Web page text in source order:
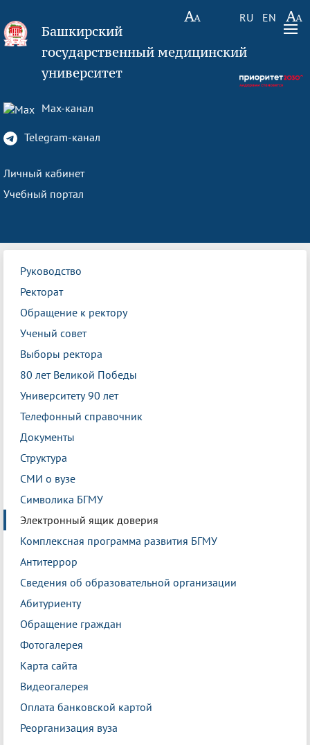
RU EN
Башкирский
государственный медицинский
университет
Max-канал
Telegram-канал
Личный кабинет
Учебный портал
Руководство
Ректорат
Обращение к ректору
Ученый совет
Выборы ректора
80 лет Великой Победы
Университету 90 лет
Телефонный справочник
Документы
Структура
СМИ о вузе
Символика БГМУ
Электронный ящик доверия
Комплексная программа развития БГМУ
Антитеррор
Сведения об образовательной организации
Абитуриенту
Обращение граждан
Фотогалерея
Карта сайта
Видеогалерея
Оплата банковской картой
Реорганизация вуза